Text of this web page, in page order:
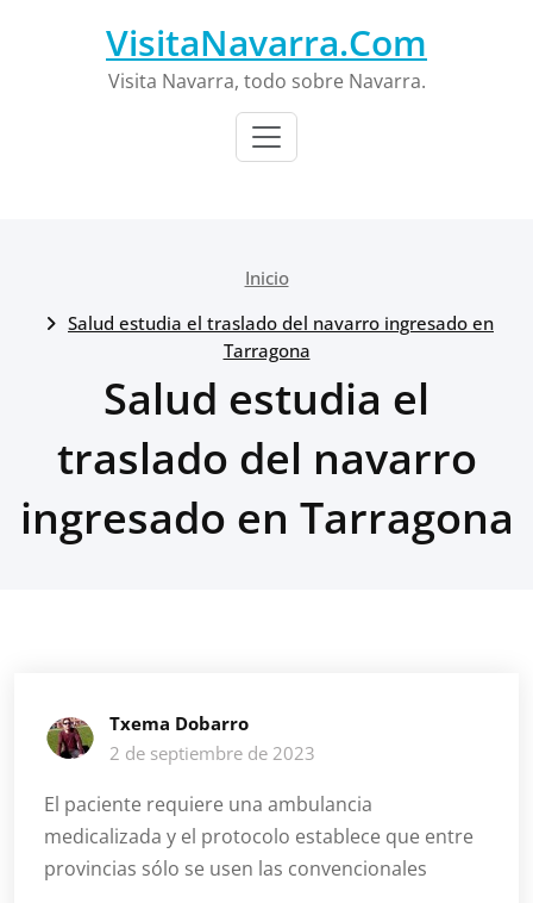
VisitaNavarra.Com
Visita Navarra, todo sobre Navarra.
Inicio
Salud estudia el traslado del navarro ingresado en
Tarragona
Salud estudia el
traslado del navarro
ingresado en Tarragona
Txema Dobarro
2 de septiembre de 2023
El paciente requiere una ambulancia
medicalizada y el protocolo establece que entre
provincias sólo se usen las convencionales